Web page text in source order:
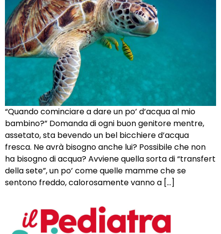
“Quando cominciare a dare un po’ d’acqua al mio
bambino?” Domanda di ogni buon genitore mentre,
assetato, sta bevendo un bel bicchiere d’acqua
fresca. Ne avrà bisogno anche lui? Possibile che non
ha bisogno di acqua? Avviene quella sorta di “transfert
della sete”, un po’ come quelle mamme che se
sentono freddo, calorosamente vanno a […]